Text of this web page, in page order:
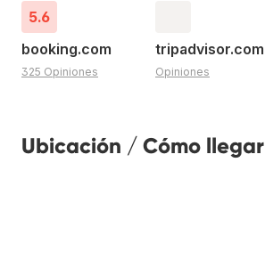
5.6
booking.com
325 Opiniones
tripadvisor.com
Opiniones
Ubicación / Cómo llegar